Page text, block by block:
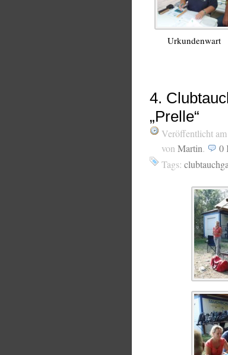
Urkundenwart
4.
„Prelle“
Veröffentlicht am
von Martin. 0
Tags: